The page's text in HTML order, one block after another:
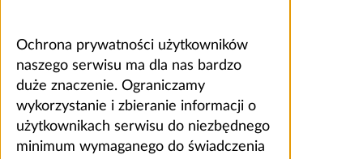
Ochrona prywatności użytkowników
naszego serwisu ma dla nas bardzo
duże znaczenie. Ograniczamy
wykorzystanie i zbieranie informacji o
użytkownikach serwisu do niezbędnego
minimum wymaganego do świadczenia